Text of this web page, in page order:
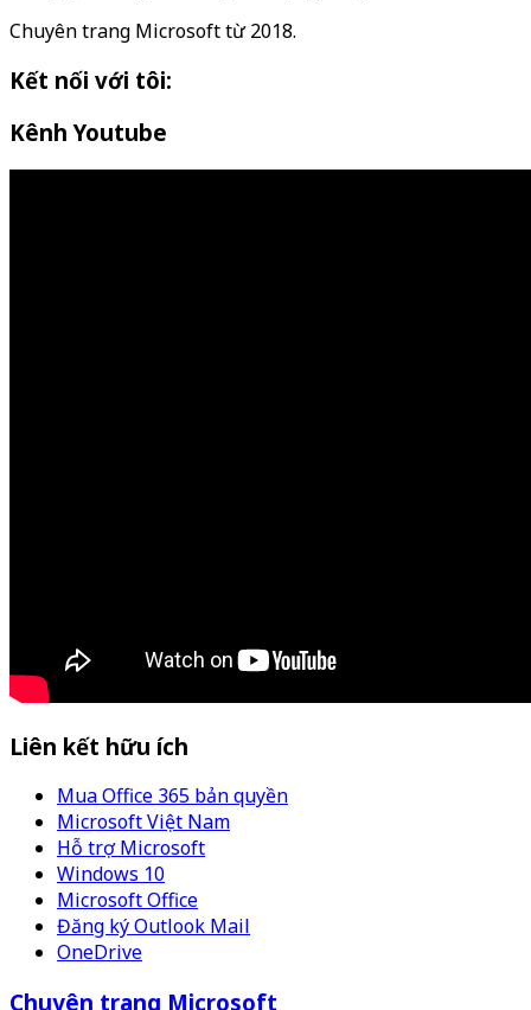
Chuyên trang Microsoft từ 2018.
Kết nối với tôi:
Kênh Youtube
Liên kết hữu ích
Mua Office 365 bản quyền
Microsoft Việt Nam
Hỗ trợ Microsoft
Windows 10
Microsoft Office
Đăng ký Outlook Mail
OneDrive
Chuyên trang Microsoft